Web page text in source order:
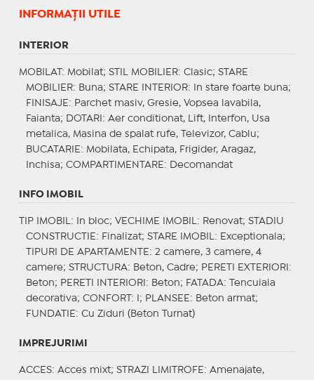
INFORMAŢII UTILE
INTERIOR
MOBILAT : Mobilat; STIL MOBILIER: Clasic; STARE
MOBILIER: Buna; STARE INTERIOR: In stare foarte buna;
FINISAJE : Parchet masiv, Gresie, Vopsea lavabila,
Faianta;
DOTARI : Aer conditionat, Lift, Interfon, Usa
metalica, Masina de spalat rufe, Televizor, Cablu;
BUCATARIE : Mobilata, Echipata, Frigider, Aragaz,
Inchisa; COMPARTIMENTARE : Decomandat
INFO IMOBIL
TIP IMOBIL : In bloc; VECHIME IMOBIL : Renovat; STADIU
CONSTRUCTIE : Finalizat; STARE IMOBIL : Exceptionala;
TIPURI DE APARTAMENTE : 2 camere, 3 camere, 4
camere; STRUCTURA: Beton, Cadre; PERETI EXTERIORI :
Beton; PERETI INTERIORI : Beton; FATADA: Tencuiala
decorativa; CONFORT : I; PLANSEE : Beton armat;
FUNDATIE : Cu Ziduri (Beton Turnat)
IMPREJURIMI
ACCES: Acces mixt; STRAZI LIMITROFE : Amenajate,